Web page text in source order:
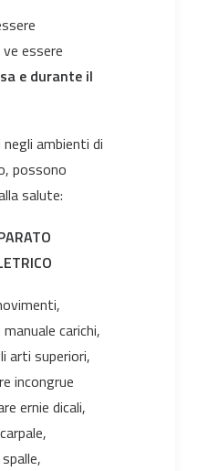
essere
e durante il
ambienti di
possono
salute:
carichi,
arti superiori,
incongrue
ernie dicali,